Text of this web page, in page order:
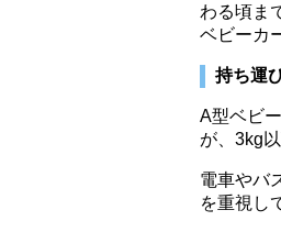
わる頃ま
ベビーカ
持ち運
A型ベビ
が、3kg
電車やバ
を重視し